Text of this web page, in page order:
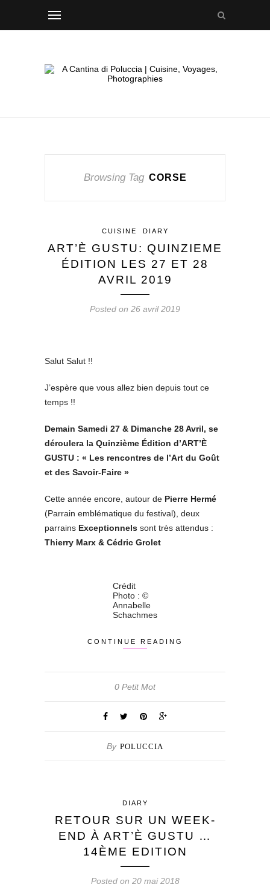
Browsing Tag CORSE
CUISINE DIARY
ART’È GUSTU: QUINZIEME
ÉDITION LES 27 ET 28
AVRIL 2019
Posted on 26 avril 2019
Salut Salut !!
J’espère que vous allez bien depuis tout ce
temps !!
Demain Samedi 27 & Dimanche 28 Avril, se
déroulera la Quinzième Édition d’ART’È
GUSTU : « Les rencontres de l’Art du Goût
et des Savoir-Faire »
Cette année encore, autour de Pierre Hermé
(Parrain emblématique du festival), deux
parrains Exceptionnels sont très attendus :
Thierry Marx & Cédric Grolet
Crédit
Photo : ©
Annabelle
Schachmes
CONTINUE READING
0 Petit Mot
By POLUCCIA
DIARY
RETOUR SUR UN WEEK-
END À ART’È GUSTU …
14ÈME EDITION
Posted on 20 mai 2018